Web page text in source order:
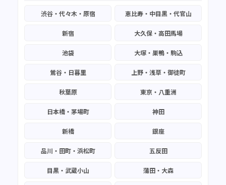
渋谷・代々木・原宿 恵比寿・中目黒・代官山
新宿 大久保・高田馬場
池袋 大塚・巣鴨・駒込
鶯谷・日暮里 上野・浅草・御徒町
秋葉原 東京・八重洲
日本橋・茅場町 神田
新橋 銀座
品川・田町・浜松町 五反田
目黒・武蔵小山 蒲田・大森